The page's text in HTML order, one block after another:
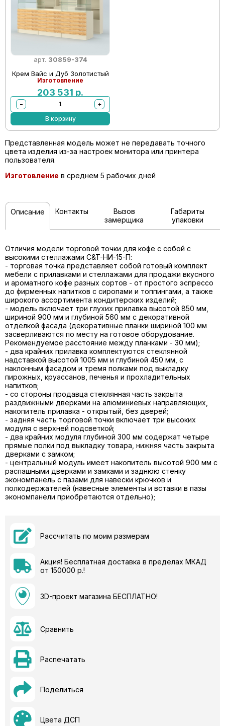
арт. 30859-374
Крем Вайс и Дуб Золотистый
Изготовление
203 531 р.
−
+
В корзину
Представленная модель может не передавать точного
цвета изделия из-за настроек монитора или принтера
пользователя.
Изготовление в среднем 5 рабочих дней
Описание Контакты
Вызов
замерщика
Габариты
упаковки
Отличия модели торговой точки для кофе с собой с
высокими стеллажами C&T-НИ-15-П:
- торговая точка представляет собой готовый комплект
мебели с прилавками и стеллажами для продажи вкусного
и ароматного кофе разных сортов - от простого эспрессо
до фирменных напитков с сиропами и топпингами, а также
широкого ассортимента кондитерских изделий;
- модель включает три глухих прилавка высотой 850 мм,
шириной 900 мм и глубиной 560 мм с декоративной
отделкой фасада (декоративные планки шириной 100 мм
засверливаются по месту на готовое оборудование.
Рекомендуемое расстояние между планками - 30 мм);
- два крайних прилавка комплектуются стеклянной
надставкой высотой 1005 мм и глубиной 450 мм, с
наклонным фасадом и тремя полками под выкладку
пирожных, круассанов, печенья и прохладительных
напитков;
- со стороны продавца стеклянная часть закрыта
раздвижными дверками на алюминиевых направляющих,
накопитель прилавка - открытый, без дверей;
- задняя часть торговой точки включает три высоких
модуля с верхней подсветкой;
- два крайних модуля глубиной 300 мм содержат четыре
прямые полки под выкладку товара, нижняя часть закрыта
дверками с замком;
- центральный модуль имеет накопитель высотой 900 мм с
распашными дверками и замками и заднюю стенку
экономпанель с пазами для навески крючков и
полкодержателей (навесные элементы и вставки в пазы
экономпанели приобретаются отдельно);
Рассчитать по моим размерам
Акция! Бесплатная доставка в пределах МКАД
от 150000 р.!
3D-проект магазина БЕСПЛАТНО!
Сравнить
Распечатать
Поделиться
Цвета ДСП